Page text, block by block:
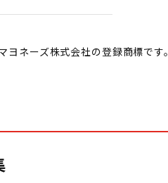
ネーズ株式会社の登録商標です。